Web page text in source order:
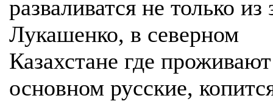
разваливатся не только из
Лукашенко, в северном
Казахстане где
основном русские,